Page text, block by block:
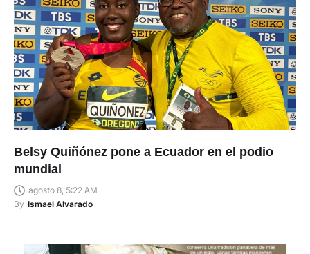
Belsy Quiñónez pone a Ecuador en el podio
mundial
agosto 8, 5:22 AM
By Ismael Alvarado